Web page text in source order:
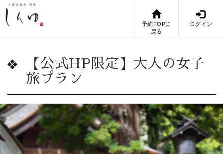
予約TOPに
戻る
ログイン
【公式HP限定】大人の女子
旅プラン